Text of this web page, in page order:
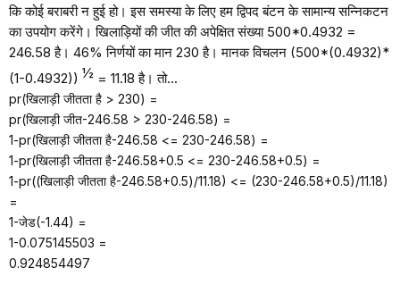
कि कोई बराबरी न हुई हो। इस समस्या के लिए हम द्विपद बंटन के सामान्य सन्निकटन
का उपयोग करेंगे। खिलाड़ियों की जीत की अपेक्षित संख्या 500*0.4932 =
246.58 है। 46% निर्णयों का मान 230 है। मानक विचलन (500*(0.4932)*
(1-0.4932)) ½ = 11.18 है। तो...
pr(खिलाड़ी जीतता है > 230) =
pr(खिलाड़ी जीत-246.58 > 230-246.58) =
1-pr(खिलाड़ी जीतता है-246.58 <= 230-246.58) =
1-pr(खिलाड़ी जीतता है-246.58+0.5 <= 230-246.58+0.5) =
1-pr((खिलाड़ी जीतता है-246.58+0.5)/11.18) <= (230-246.58+0.5)/11.18)
=
1-जेड(-1.44) =
1-0.075145503 =
0.924854497